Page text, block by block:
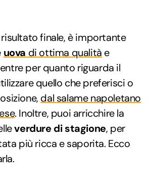
finale, è importante
uova di ottima qualità e
per quanto riguarda il
quello che preferisci o
dal salame napoletano
. Inoltre, puoi arricchire la
verdure di stagione, per
più ricca e saporita. Ecco